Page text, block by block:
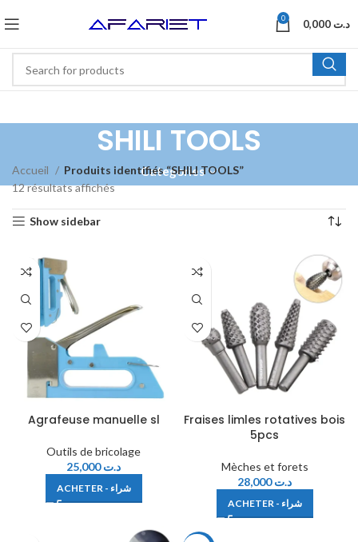
0 د.ت
SHILI TOOLS
Categories
Accueil
Produits identifiés “SHILI TOOLS”
12 résultats affichés
Show sidebar
Agrafeuse manuelle sl
Outils de bricolage
د.ت25,000
ACHETER - شراء
Fraises limles rotatives bois
5pcs
Mèches et forets
د.ت28,000
ACHETER - شراء